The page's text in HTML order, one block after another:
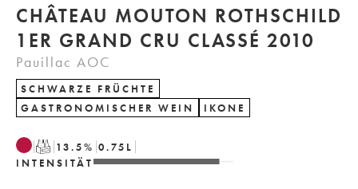
CHÂTEAU MOUTON ROTHSCHILD
1ER GRAND CRU CLASSÉ 2010
Pauillac AOC
SCHWARZE FRÜCHTE
GASTRONOMISCHER WEIN
IKONE
T 13.5% 0.75 L
INTENSITÄT